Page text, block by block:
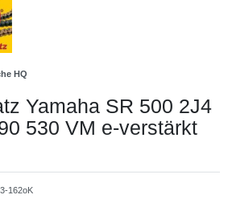
HQ
Yamaha SR 500 2J4
530 VM e-verstärkt
162oK